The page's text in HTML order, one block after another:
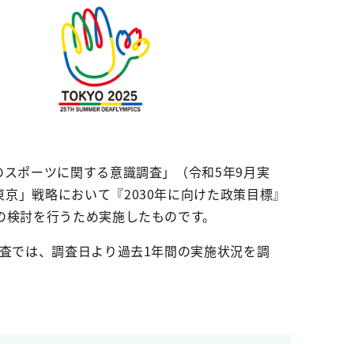
ポーツに関する意識調査」（令和5年9月実
」戦略において『2030年に向けた政策目標』
討を行うため実施したものです。
では、調査日より過去1年間の実施状況を調